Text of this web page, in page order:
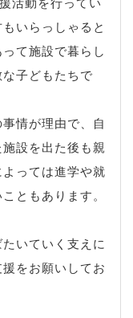
いらっしゃると
て施設で暮らし
子どもたちで
情が理由で、自
設を出た後も親
っては進学や就
ともあります。
いていく支えに
をお願いしてお